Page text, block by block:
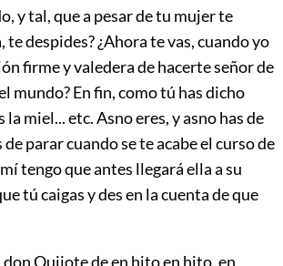
y tal, que a pesar de tu mujer te
despides? ¿Ahora te vas, cuando yo
firme y valedera de hacerte señor de
mundo? En fin, como tú has dicho
la miel... etc. Asno eres, y asno has de
de parar cuando se te acabe el curso de
tengo que antes llegará ella a su
tú caigas y des en la cuenta de que
Quijote de en hito en hito, en